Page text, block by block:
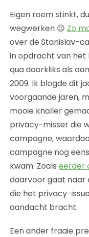
Eigen roem stinkt,
wegwerken 😉 Zo
over de Stanislav-
in opdracht van het
qua doorkliks als
2009. Ik blogde dit
voorgaande jaren,
mooie knaller
privacy-misser die
campagne,
campagne nog
kwam. Zoals eerder
daarvoor gaat
die het privacy-
aandacht bracht.
Een ander fraaie